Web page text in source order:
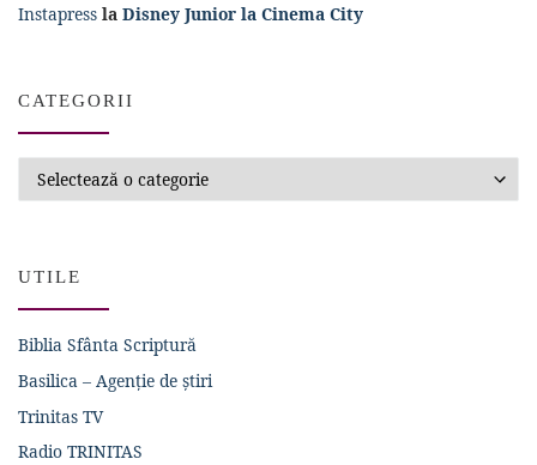
Instapress la Disney Junior la Cinema City
CATEGORII
UTILE
Biblia Sfânta Scriptură
Basilica – Agenție de știri
Trinitas TV
Radio TRINITAS